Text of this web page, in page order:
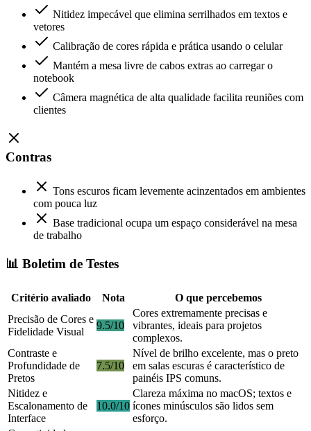
Nitidez impecável que elimina serrilhados em textos e
vetores
Calibração de cores rápida e prática usando o celular
Mantém a mesa livre de cabos extras ao carregar o
notebook
Câmera magnética de alta qualidade facilita reuniões com
clientes
Contras
Tons escuros ficam levemente acinzentados em ambientes
com pouca luz
Base tradicional ocupa um espaço considerável na mesa
de trabalho
📊 Boletim de Testes
Critério avaliado Nota
O que percebemos
Precisão de Cores e
Fidelidade Visual
9.5/10
Cores extremamente precisas e
vibrantes, ideais para projetos
complexos.
Contraste e
Profundidade de
Pretos
7.5/10
Nível de brilho excelente, mas o preto
em salas escuras é característico de
painéis IPS comuns.
Nitidez e
Escalonamento de
Interface
10.0/10
Clareza máxima no macOS; textos e
ícones minúsculos são lidos sem
esforço.